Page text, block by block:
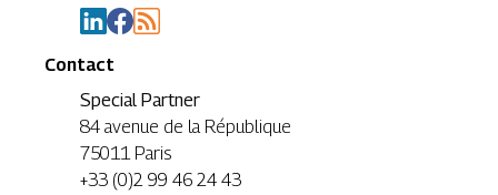
Contact
Special Partner
84 avenue de la République
75011 Paris
+33 (0)2 99 46 24 43